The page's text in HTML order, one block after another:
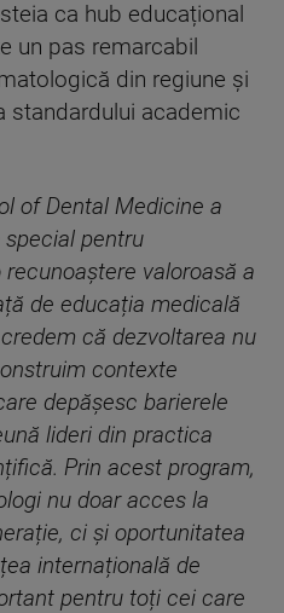
ca hub educațional
un pas remarcabil
din regiune și
standardului academic
of Dental Medicine a
pentru
valoroasă a
de educația medicală
că dezvoltarea nu
contexte
depășesc barierele
lideri din practica
Prin acest program,
nu doar acces la
ci și oportunitatea
internațională de
pentru toți cei care